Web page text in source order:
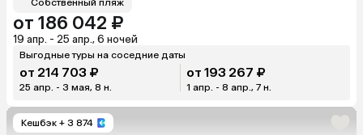
Собственный пляж
от 186 042 ₽
19 апр. - 25 апр., 6 ночей
Выгодные туры на соседние даты
от 214 703 ₽
25 апр. - 3 мая, 8 н.
от 193 267 ₽
1 апр. - 8 апр., 7 н.
Кешбэк + 3 874